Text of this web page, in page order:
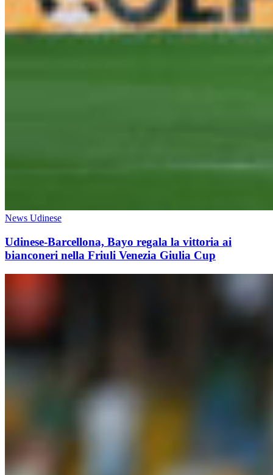
News Udinese
Udinese-Barcellona, Bayo regala la vittoria ai
bianconeri nella Friuli Venezia Giulia Cup